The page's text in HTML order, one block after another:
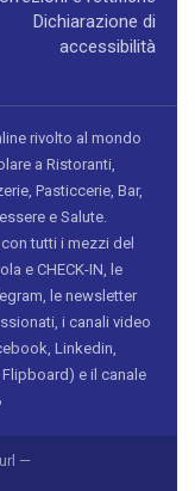
Dichiarazione di
accessibilità
rivolto al mondo
a Ristoranti,
Pasticcerie, Bar,
e Salute.
tutti i mezzi del
e CHECK-IN, le
le newsletter
i canali video
Linkedin,
Flipboard) e il canale
—